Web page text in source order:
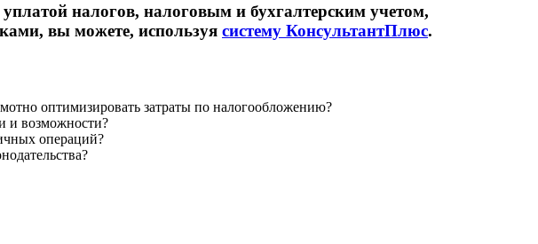
налогов, налоговым и бухгалтерским учетом,
вы можете, используя систему КонсультантПлюс.
оптимизировать затраты по налогообложению?
и возможности?
операций?